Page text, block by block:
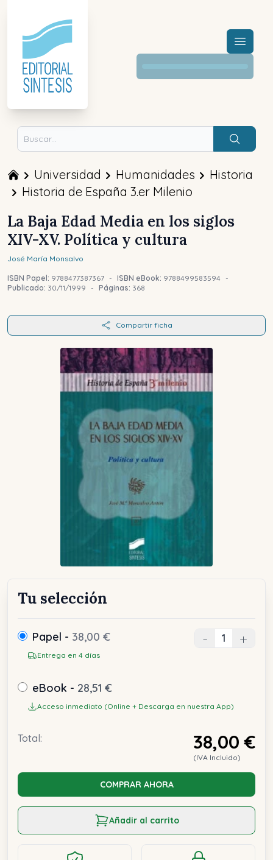
Menú
Buscar
Universidad Humanidades
Historia
Historia de España 3.er Milenio
La Baja Edad Media en los siglos
XIV-XV. Política y cultura
José María Monsalvo
ISBN Papel: 9788477387367 - ISBN eBook: 9788499583594
-
Publicado: 30/11/1999 - Páginas: 368
Compartir ficha
Tu selección
Papel - 38,00 €
Entrega en 4 días
- +
eBook - 28,51 €
Acceso inmediato (Online + Descarga en nuestra App)
Total: 38,00 €
(IVA Incluido)
COMPRAR AHORA
Añadir al carrito